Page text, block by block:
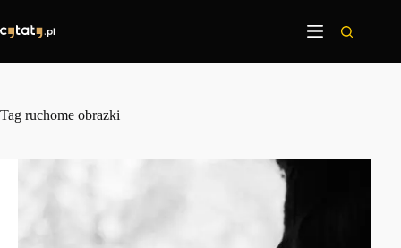
treści
Tag ruchome obrazki